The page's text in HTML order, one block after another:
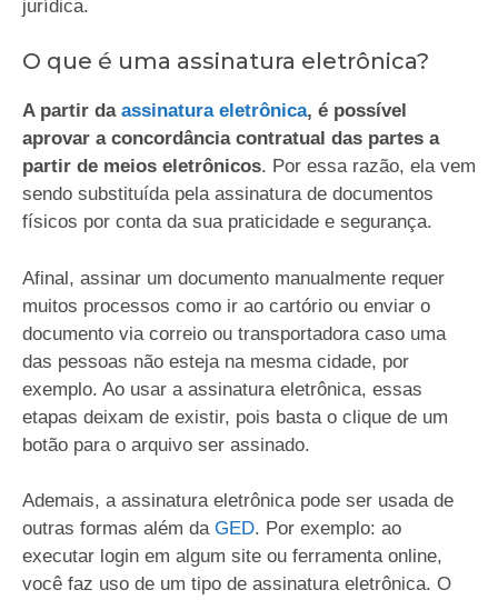
jurídica.
O que é uma assinatura eletrônica?
A partir da assinatura eletrônica, é possível
aprovar a concordância contratual das partes a
partir de meios eletrônicos. Por essa razão, ela vem
sendo substituída pela assinatura de documentos
físicos por conta da sua praticidade e segurança.
Afinal, assinar um documento manualmente requer
muitos processos como ir ao cartório ou enviar o
documento via correio ou transportadora caso uma
das pessoas não esteja na mesma cidade, por
exemplo. Ao usar a assinatura eletrônica, essas
etapas deixam de existir, pois basta o clique de um
botão para o arquivo ser assinado.
Ademais, a assinatura eletrônica pode ser usada de
outras formas além da GED. Por exemplo: ao
executar login em algum site ou ferramenta online,
você faz uso de um tipo de assinatura eletrônica. O